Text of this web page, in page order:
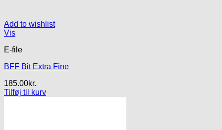
Add to wishlist
Vis
E-file
BFF Bit Extra Fine
185.00kr.
Tilføj til kurv